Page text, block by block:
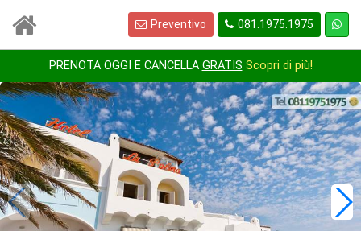
Preventivo 081.1975.1975
PRENOTA OGGI E CANCELLA GRATIS Scopri di più!